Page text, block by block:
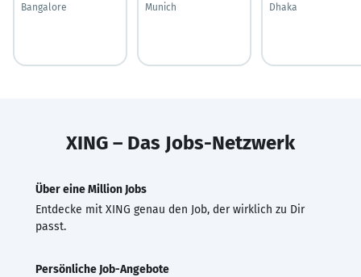
Bangalore
Munich
Dhaka
XING – Das Jobs-Netzwerk
Über eine Million Jobs
Entdecke mit XING genau den Job, der wirklich zu Dir
passt.
Persönliche Job-Angebote